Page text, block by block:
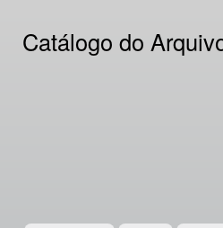
Catálogo do